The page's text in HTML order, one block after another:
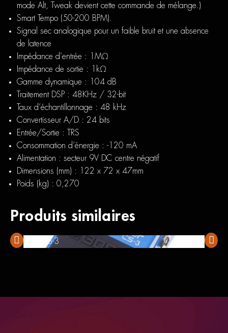
mode Alt, Tweak devient cette commande de mélange.)
Smart Tempo (50-200 BPM).
Signal sec analogique pour un faible bruit et une absence
de latence
Impédance d’entrée : 1MΩ
Impédance de sortie : 1kΩ
Gamme dynamique : 104 dB
Traitement DSP : 48KHz / 32-bit
Taux d’échantillonnage : 48 kHz
Convertisseur A/D : 24 bits
Entrée/Sortie : TRS
Consommation d’énergie : -120 mA
Alimentation : secteur 9V DC centre négatif
Dimensions (mm) : 122 x 72 x 47mm
Poids (kg) : 0,270
Produits similaires
Boss CS-3 All